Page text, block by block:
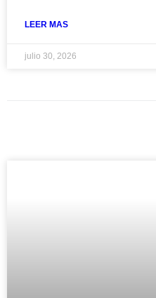
LEER MAS
julio 30, 2026